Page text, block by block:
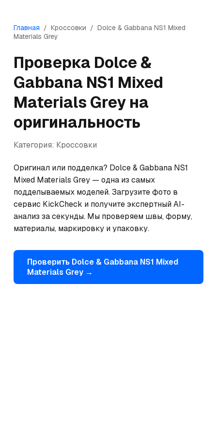
Главная / Кроссовки / Dolce & Gabbana NS1 Mixed
Materials Grey
Проверка Dolce &
Gabbana NS1 Mixed
Materials Grey на
оригинальность
Категория: Кроссовки
Оригинал или подделка? Dolce & Gabbana NS1
Mixed Materials Grey — одна из самых
подделываемых моделей. Загрузите фото в
сервис KickCheck и получите экспертный AI-
анализ за секунды. Мы проверяем швы, форму,
материалы, маркировку и упаковку.
Проверить Dolce & Gabbana NS1 Mixed
Materials Grey →